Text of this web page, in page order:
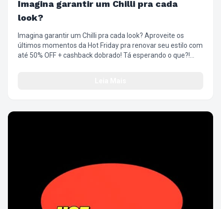
Imagina garantir um Chilli pra cada
look?
Imagina garantir um Chilli pra cada look? Aproveite os
últimos momentos da Hot Friday pra renovar seu estilo com
até 50% OFF + cashback dobrado! Tá esperando o que?!